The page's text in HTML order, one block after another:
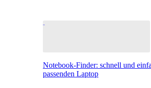
Notebook-Finder: schnell und
passenden Laptop